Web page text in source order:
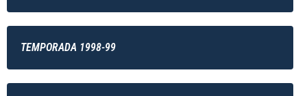
TEMPORADA 1998-99